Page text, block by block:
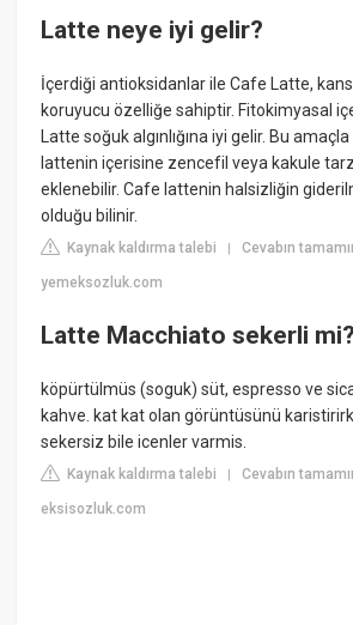
Latte neye iyi gelir?
İçerdiği antioksidanlar ile Cafe Latte,
koruyucu özelliğe sahiptir. Fitokimyasal
Latte soğuk algınlığına iyi gelir. Bu
lattenin içerisine zencefil veya kakule
eklenebilir. Cafe lattenin halsizliğin
olduğu bilinir.
Kaynak kaldırma talebi |Cevabın
yemeksozluk.com
Latte Macchiato sekerli mi?
köpürtülmüs (soguk) süt, espresso ve
kahve. kat kat olan görüntüsünü
sekersiz bile icenler varmis.
Kaynak kaldırma talebi |Cevabın
eksisozluk.com